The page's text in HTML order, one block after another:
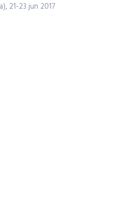
21-23 jun 2017